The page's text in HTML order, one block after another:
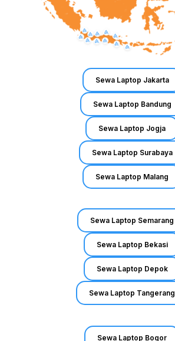
Sewa Laptop Jakarta
Sewa Laptop Bandung
Sewa Laptop Jogja
Sewa Laptop Surabaya
Sewa Laptop Malang
Sewa Laptop Semarang
Sewa Laptop Bekasi
Sewa Laptop Depok
Sewa Laptop Tangerang
Sewa Laptop Bogor